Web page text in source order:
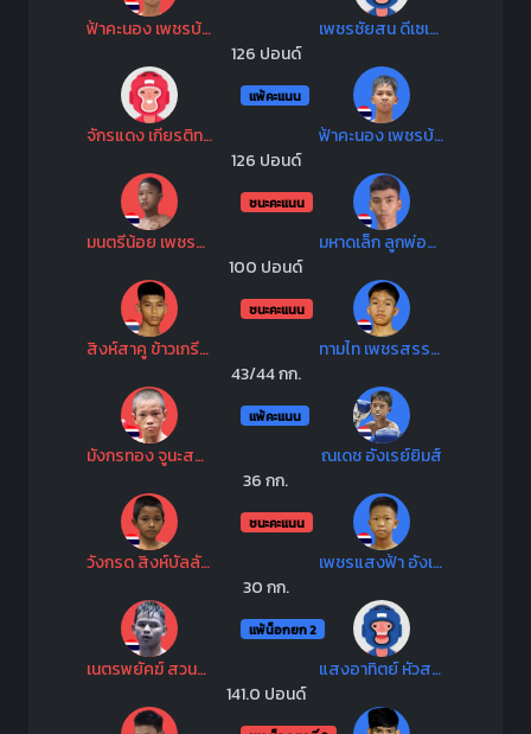
ฟ้าคะนอง เพชรบ้านบึง
เพชรชัยสน ดีเซเว่นพลัสวันกรุ๊ป
126 ปอนด์
แพ้คะแนน
จักรแดง เกียรติทรงฤทธิ์
ฟ้าคะนอง เพชรบ้านบึง
126 ปอนด์
ชนะคะแนน
มนตรีน้อย เพชรสุภานันท์
มหาดเล็ก ลูกพ่อพระยาเสือ
100 ปอนด์
ชนะคะแนน
สิงห์สาคู ข้าวเกรียบปากหม้อเขาวัง
ทามไท เพชรสรรชัย
43/44 กก.
แพ้คะแนน
มังกรทอง จูนะสมาคมแพทย์
ณเดช อังเรย์ยิมส์
36 กก.
ชนะคะแนน
วังกรด สิงห์บัลลังก์ทอง
เพชรแสงฟ้า อังเรย์ยิมส์
30 กก.
แพ้น็อกยก 2
เนตรพยัคฆ์ สวนอาหารปีกไม้
แสงอาทิตย์ หัวสระยิมส์
141.0 ปอนด์